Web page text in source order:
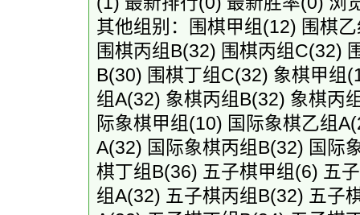
其他组别：
围棋甲组(12) 围棋
围棋丙组B(32) 围棋丙组C(32)
B(30) 围棋丁组C(32) 象棋甲组
组A(32) 象棋丙组B(32) 象棋丙
际象棋甲组(10) 国际象棋乙组A
A(32) 国际象棋丙组B(32) 国际
棋丁组B(36) 五子棋甲组(6) 五
组A(32) 五子棋丙组B(32) 五子